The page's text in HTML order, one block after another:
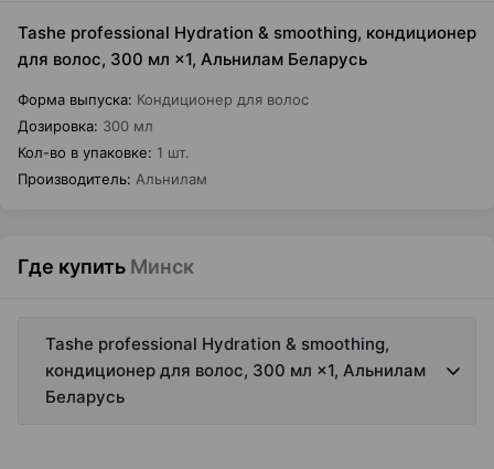
Tashe professional Hydration & smoothing, кондиционер
для волос, 300 мл ×1, Альнилам Беларусь
Форма выпуска: Кондиционер для волос
Дозировка: 300 мл
Кол-во в упаковке: 1 шт.
Производитель: Альнилам
Где купить Минск
Tashe professional Hydration & smoothing,
кондиционер для волос, 300 мл ×1, Альнилам
Беларусь